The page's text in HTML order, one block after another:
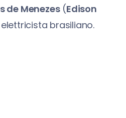
de Menezes(Edison
brasiliano.